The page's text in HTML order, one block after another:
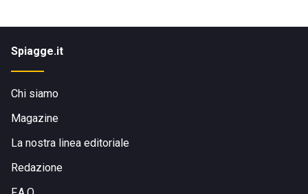
Spiagge.it
Chi siamo
Magazine
La nostra linea editoriale
Redazione